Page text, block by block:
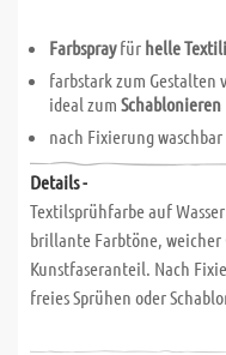
Farbsprayfür helle
farbstark zum Gestalten
ideal zum Schablonieren
nach Fixierung waschbar
Details -
Textilsprühfarbe auf
brillante Farbtöne, weicher
Kunstfaseranteil. Nach
freies Sprühen oder